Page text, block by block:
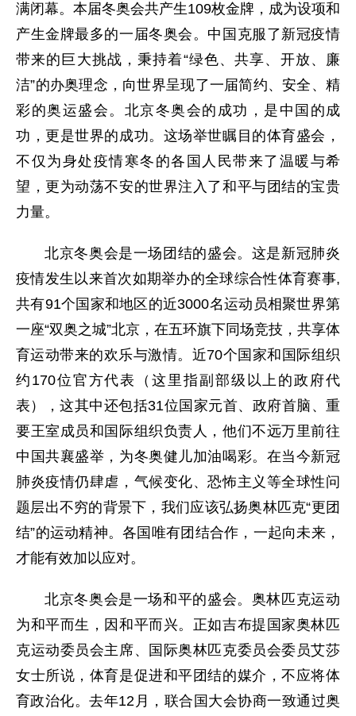
满闭幕。本届冬奥会共产生109枚金牌，成为设项和
产生金牌最多的一届冬奥会。中国克服了新冠疫情
带来的巨大挑战，秉持着“绿色、共享、开放、廉
洁”的办奥理念，向世界呈现了一届简约、安全、精
彩的奥运盛会。北京冬奥会的成功，是中国的成
功，更是世界的成功。这场举世瞩目的体育盛会，
不仅为身处疫情寒冬的各国人民带来了温暖与希
望，更为动荡不安的世界注入了和平与团结的宝贵
力量。
北京冬奥会是一场团结的盛会。这是新冠肺炎
疫情发生以来首次如期举办的全球综合性体育赛事,
共有91个国家和地区的近3000名运动员相聚世界第
一座“双奥之城”北京，在五环旗下同场竞技，共享体
育运动带来的欢乐与激情。近70个国家和国际组织
约170位官方代表（这里指副部级以上的政府代
表），这其中还包括31位国家元首、政府首脑、重
要王室成员和国际组织负责人，他们不远万里前往
中国共襄盛举，为冬奥健儿加油喝彩。在当今新冠
肺炎疫情仍肆虐，气候变化、恐怖主义等全球性问
题层出不穷的背景下，我们应该弘扬奥林匹克“更团
结”的运动精神。各国唯有团结合作，一起向未来，
才能有效加以应对。
北京冬奥会是一场和平的盛会。奥林匹克运动
为和平而生，因和平而兴。正如吉布提国家奥林匹
克运动委员会主席、国际奥林匹克委员会委员艾莎
女士所说，体育是促进和平团结的媒介，不应将体
育政治化。去年12月，联合国大会协商一致通过奥